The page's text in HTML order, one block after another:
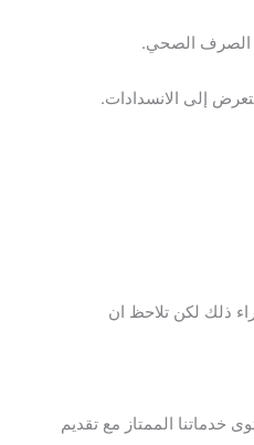
الصرف الصحي.
إلى الانسدادات.
ذلك لكن تلاحظ ان
خدماتنا الممتاز مع تقديم